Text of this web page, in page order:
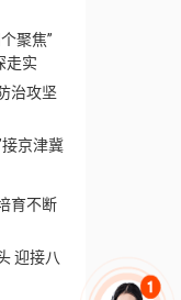
聚焦”
走实
治攻坚
接京津冀
育不断
迎接八